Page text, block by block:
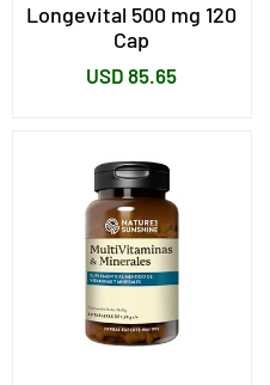
Longevital 500 mg 120
Cap
Precio
USD 85.65